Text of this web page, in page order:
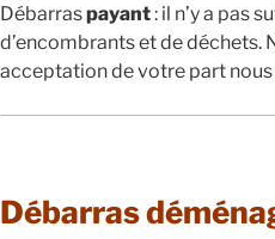
Débarraspayant: il n’y a pas
d’encombrants et de déchets.
acceptation de votre part
Débarras